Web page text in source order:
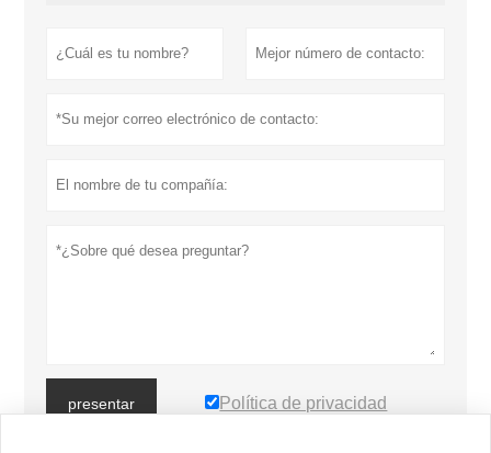
presentar Política de privacidad